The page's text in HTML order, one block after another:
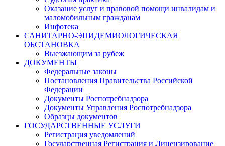
Оказание услуг и правовой помощи инвалидам и
маломобильным гражданам
Инфотека
САНИТАРНО-ЭПИДЕМИОЛОГИЧЕСКАЯ
ОБСТАНОВКА
Выезжающим за рубеж
ДОКУМЕНТЫ
Федеральные законы
Постановления Правительства Российской
Федерации
Документы Роспотребнадзора
Документы Управления Роспотребнадзора
Образцы документов
ГОСУДАРСТВЕННЫЕ УСЛУГИ
Регистрация уведомлений
Государственная Регистрация и Лицензирование